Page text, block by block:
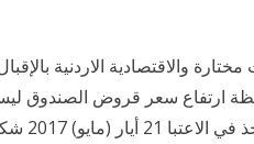
مختارة والاقتصادية الاردنية
ارتفاع سعر قروض الصندوق